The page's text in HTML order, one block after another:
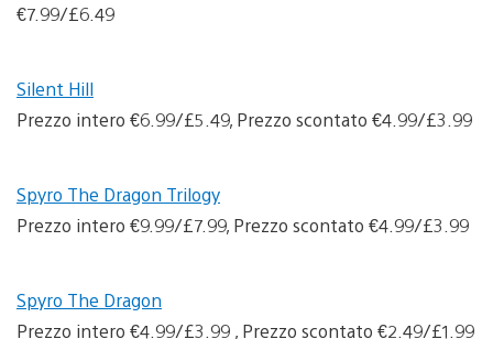
€7.99/£6.49
Silent Hill
Prezzo intero €6.99/£5.49, Prezzo scontato €4.99/£3.99
Spyro The Dragon Trilogy
Prezzo intero €9.99/£7.99, Prezzo scontato €4.99/£3.99
Spyro The Dragon
Prezzo intero €4.99/£3.99 , Prezzo scontato €2.49/£1.99